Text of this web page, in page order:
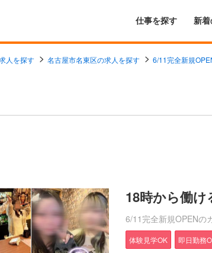
仕事を探す 新
人を探す 名古屋市名東区の求人を探す 6/11完全新規
18時から働
6/11完全新規OPENの
体験見学OK 即日勤務